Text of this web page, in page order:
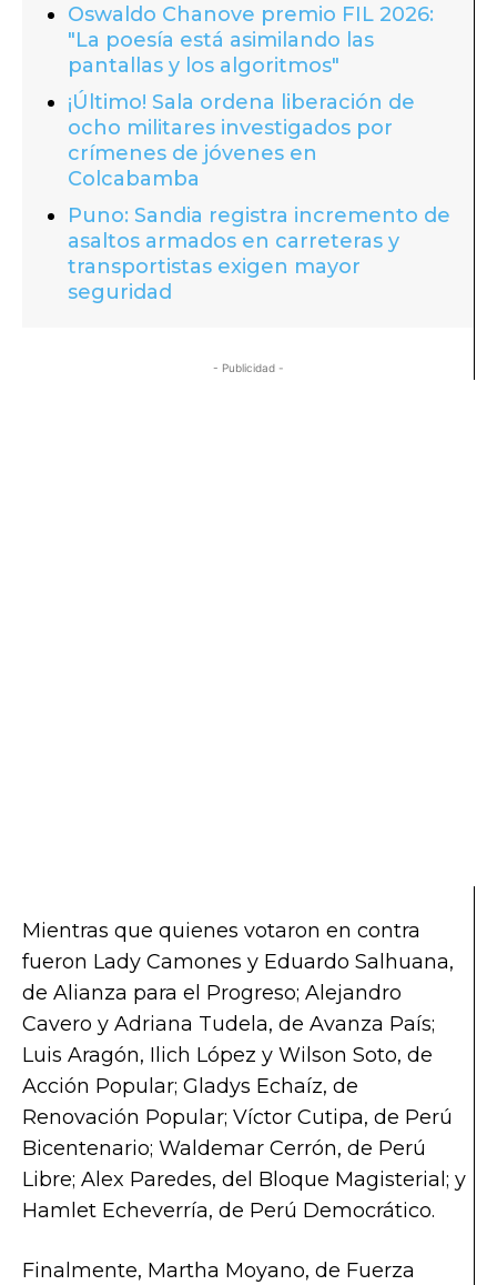
Oswaldo Chanove premio FIL 2026:
"La poesía está asimilando las
pantallas y los algoritmos"
¡Último! Sala ordena liberación de
ocho militares investigados por
crímenes de jóvenes en
Colcabamba
Puno: Sandia registra incremento de
asaltos armados en carreteras y
transportistas exigen mayor
seguridad
- Publicidad -
Mientras que quienes votaron en contra
fueron Lady Camones y Eduardo Salhuana,
de Alianza para el Progreso; Alejandro
Cavero y Adriana Tudela, de Avanza País;
Luis Aragón, Ilich López y Wilson Soto, de
Acción Popular; Gladys Echaíz, de
Renovación Popular; Víctor Cutipa, de Perú
Bicentenario; Waldemar Cerrón, de Perú
Libre; Alex Paredes, del Bloque Magisterial; y
Hamlet Echeverría, de Perú Democrático.
Finalmente, Martha Moyano, de Fuerza